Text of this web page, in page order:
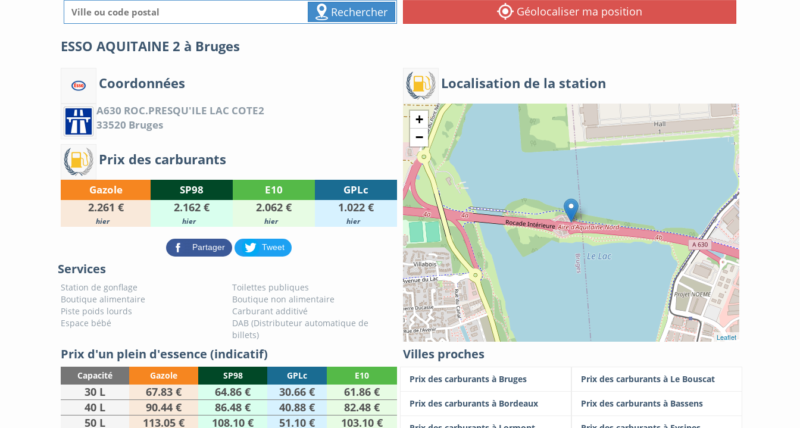
Rechercher
Géolocaliser ma position
ESSO AQUITAINE 2 à Bruges
Coordonnées
A630 ROC.PRESQU'ILE LAC COTE2
33520 Bruges
Prix des carburants
Gazole SP98 E10 GPLc
2.261 € 2.162 € 2.062 € 1.022 €
hier hier hier hier
Partager Tweet
Services
Station de gonflage
Toilettes publiques
Boutique alimentaire
Boutique non alimentaire
Piste poids lourds
Carburant additivé
Espace bébé
DAB (Distributeur automatique de
billets)
Localisation de la station
+
−
Leaflet
Prix d'un plein d'essence (indicatif)
Capacité Gazole SP98 GPLc E10
30 L 67.83 € 64.86 € 30.66 €
61.86 €
40 L
90.44 € 86.48 € 40.88 €
82.48 €
50 L
113.05 € 108.10 € 51.10 €
103.10 €
Villes proches
Prix des carburants à Bruges Prix des carburants à Le Bouscat
Prix des carburants à Bordeaux Prix des carburants à Bassens